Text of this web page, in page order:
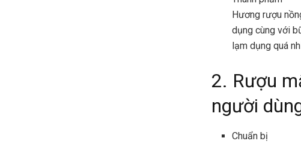
Hương rượu
dụng cùng với
lạm dụng quá
2. Rượu
người
Chuẩn bị